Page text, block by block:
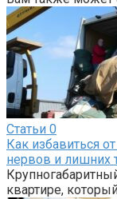
Статьи 0
Как избавиться
нервов и лишних
квартире,